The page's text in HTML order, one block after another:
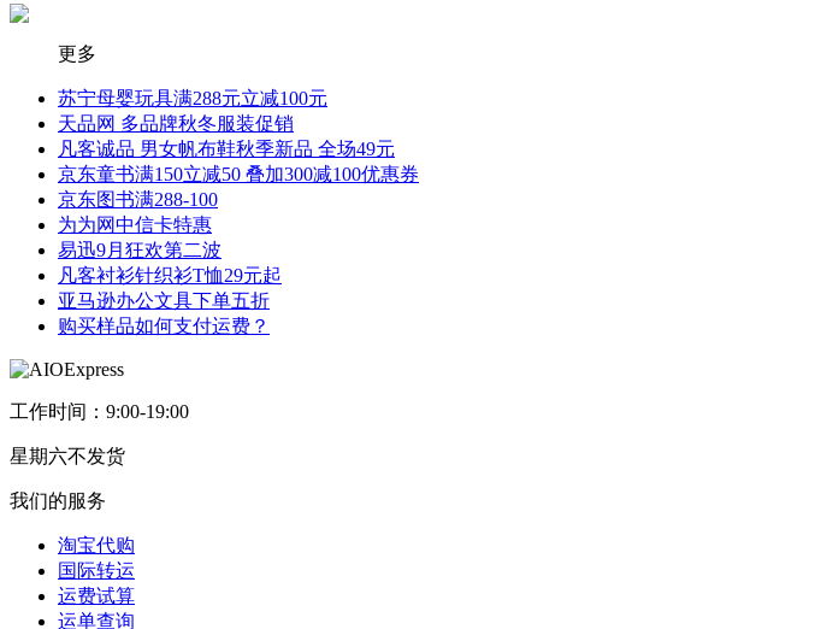
更多
苏宁母婴玩具满288元立减100元
天品网 多品牌秋冬服装促销
凡客诚品 男女帆布鞋秋季新品 全场49元
京东童书满150立减50 叠加300减100优惠券
京东图书满288-100
为为网中信卡特惠
易迅9月狂欢第二波
凡客衬衫针织衫T恤29元起
亚马逊办公文具下单五折
购买样品如何支付运费？
工作时间：9:00-19:00
星期六不发货
我们的服务
淘宝代购
国际转运
运费试算
运单查询